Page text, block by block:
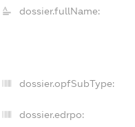
dossier.fullName:
dossier.opfSubType:
dossier.edrpo: